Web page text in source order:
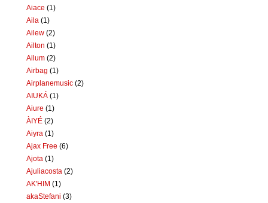
Aiace (1)
Aila (1)
Ailew (2)
Ailton (1)
Ailum (2)
Airbag (1)
Airplanemusic (2)
AIUKÁ (1)
Aiure (1)
ÀIYÉ (2)
Aiyra (1)
Ajax Free (6)
Ajota (1)
Ajuliacosta (2)
AK'HIM (1)
akaStefani (3)